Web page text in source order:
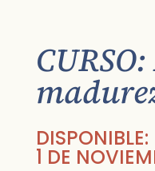
DISPONIBLE:
1 DE